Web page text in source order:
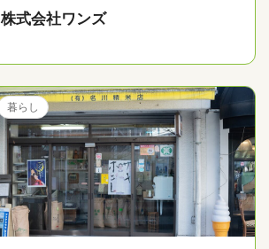
株式会社ワンズ
暮らし